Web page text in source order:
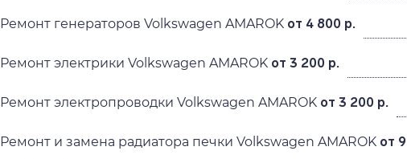
Ремонт генераторов Volkswagen AMAROK от 4 800 р.
Ремонт электрики Volkswagen AMAROK от 3 200 р.
Ремонт электропроводки Volkswagen AMAROK от 3 200 р.
Ремонт и замена радиатора печки Volkswagen AMAROK от